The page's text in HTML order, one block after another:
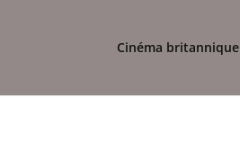
Cinéma britannique